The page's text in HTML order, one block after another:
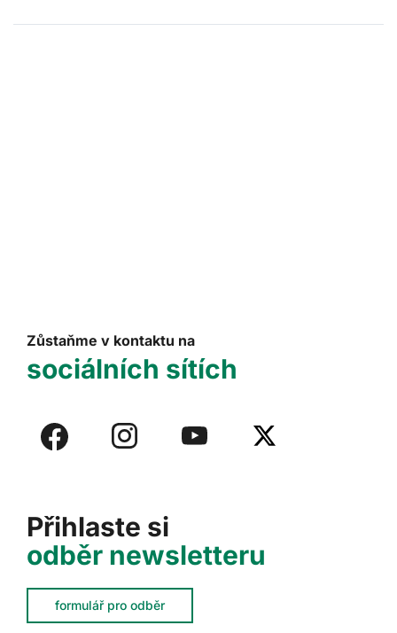
Přihlaste si
odběr newsletteru
formulář pro odběr
Zůstaňme v kontaktu na
sociálních sítích